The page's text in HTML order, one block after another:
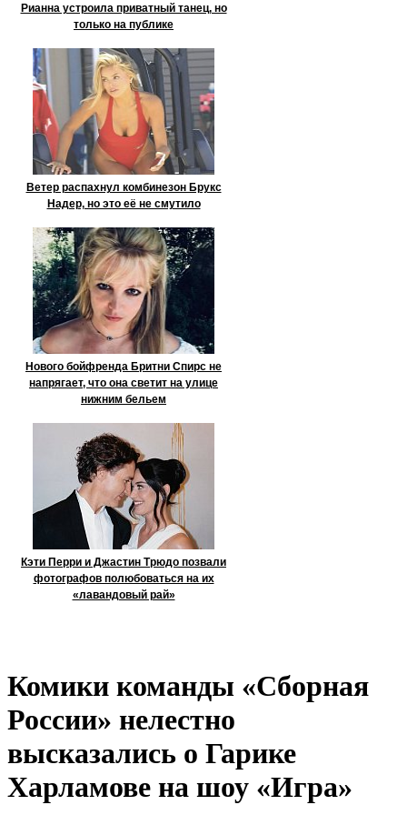
Рианна устроила приватный танец, но
только на публике
Ветер распахнул комбинезон Брукс
Надер, но это её не смутило
Нового бойфренда Бритни Спирс не
напрягает, что она светит на улице
нижним бельем
Кэти Перри и Джастин Трюдо позвали
фотографов полюбоваться на их
«лавандовый рай»
Комики команды «Сборная
России» нелестно
высказались о Гарике
Харламове на шоу «Игра»